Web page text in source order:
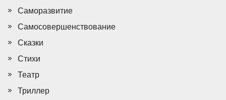
Саморазвитие
Самосовершенствование
Сказки
Стихи
Театр
Триллер